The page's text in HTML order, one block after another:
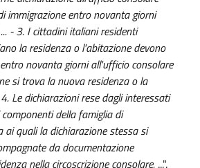
immigrazione entro novanta giorni
- 3. I cittadini italiani residenti
la residenza o l'abitazione devono
novanta giorni all'ufficio consolare
si trova la nuova residenza o la
Le dichiarazioni rese dagli interessati
della famiglia di
quali la dichiarazione stessa si
da documentazione
nella circoscrizione consolare. ...".